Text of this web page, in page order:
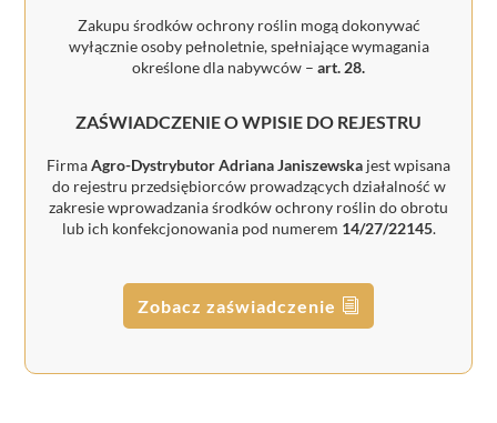
Zakupu środków ochrony roślin mogą dokonywać
wyłącznie osoby pełnoletnie, spełniające wymagania
określone dla nabywców – art. 28.
ZAŚWIADCZENIE O WPISIE DO REJESTRU
FirmaAgro-Dystrybutor Adriana Janiszewska jest wpisana
do rejestru przedsiębiorców prowadzących działalność w
zakresie wprowadzania środków ochrony roślin do obrotu
lub ich konfekcjonowania pod numerem 14/27/22145.
Zobacz zaświadczenie